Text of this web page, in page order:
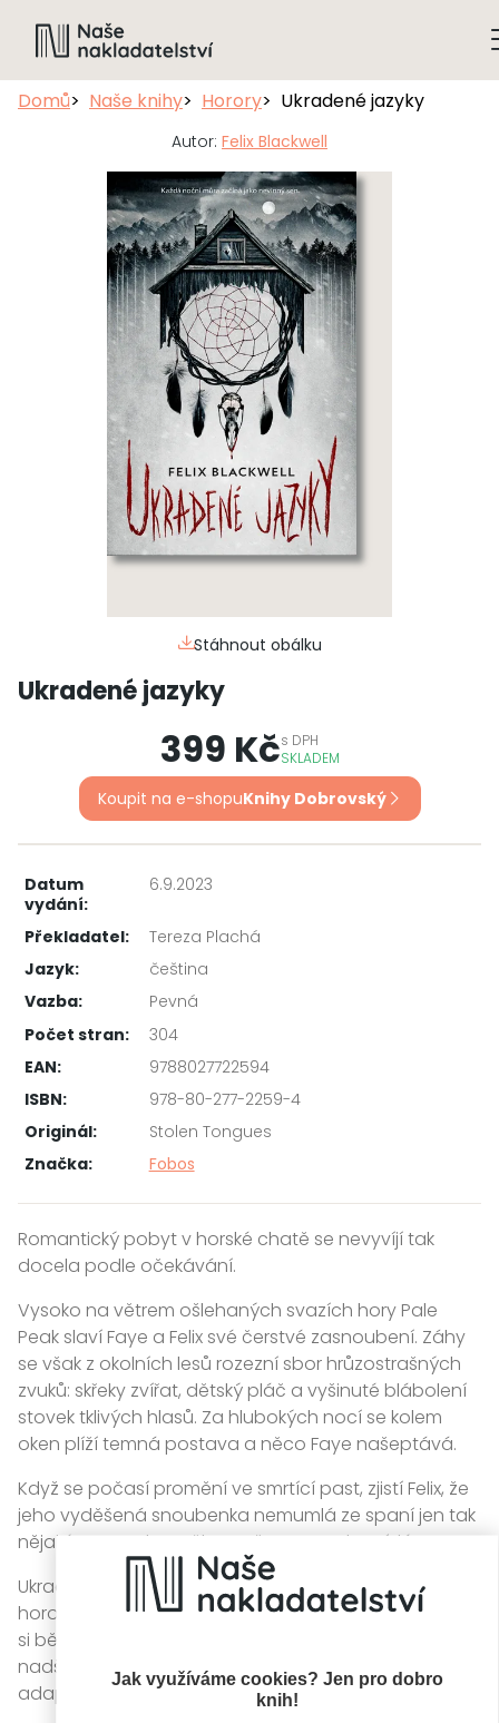
Jak využíváme cookies? Jen pro dobro
knih!
Domů Naše knihy Horory Ukradené jazyky
Autor: Felix Blackwell
Stáhnout obálku
Ukradené jazyky
399 Kčs DPH
SKLADEM
Koupit na e-shopuKnihy Dobrovský
Datum
vydání:
6.9.2023
Překladatel:
Tereza Plachá
Jazyk:
čeština
Vazba:
Pevná
Počet stran:
304
EAN:
9788027722594
ISBN:
978-80-277-2259-4
Originál:
Stolen Tongues
Značka:
Fobos
Romantický pobyt v horské chatě se nevyvíjí tak
docela podle očekávání.
Vysoko na větrem ošlehaných svazích hory Pale
Peak slaví Faye a Felix své čerstvé zasnoubení. Záhy
se však z okolních lesů rozezní sbor hrůzostrašných
zvuků: skřeky zvířat, dětský pláč a vyšinuté blábolení
stovek tklivých hlasů. Za hlubokých nocí se kolem
oken plíží temná postava a něco Faye našeptává.
Když se počasí promění ve smrtící past, zjistí Felix, že
jeho vyděšená snoubenka nemumlá ze spaní jen tak
nějaké nesmysly – někomu šeptem odpovídá.
Ukradené jazyky vznikly z vítězné povídky na
hororovém fóru NoSleep sociální sítě Reddit. Povídka
si během neuvěřitelně krátké doby vysloužila spoustu
nadšených ohlasů a již brzy se dočká i filmové
adaptace.